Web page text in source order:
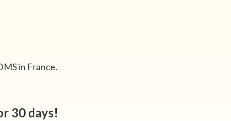
in France.
30 days!